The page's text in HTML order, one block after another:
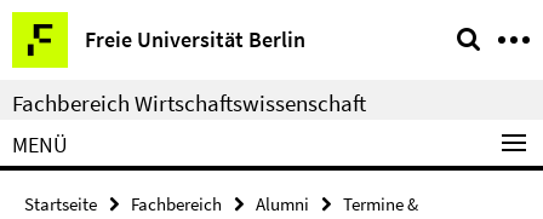
Springe
direkt
zu
Inhalt
Freie Universität Berlin
Service-
Navigation
Fachbereich Wirtschaftswissenschaft
MENÜ
Startseite Fachbereich Alumni
Termine &